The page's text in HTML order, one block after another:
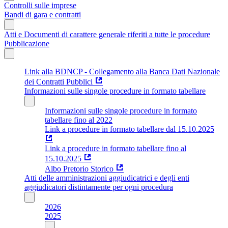
Controlli sulle imprese
Bandi di gara e contratti
Atti e Documenti di carattere generale riferiti a tutte le procedure
Pubblicazione
Link alla BDNCP - Collegamento alla Banca Dati Nazionale
dei Contratti Pubblici
Informazioni sulle singole procedure in formato tabellare
Informazioni sulle singole procedure in formato
tabellare fino al 2022
Link a procedure in formato tabellare dal 15.10.2025
Link a procedure in formato tabellare fino al
15.10.2025
Albo Pretorio Storico
Atti delle amministrazioni aggiudicatrici e degli enti
aggiudicatori distintamente per ogni procedura
2026
2025